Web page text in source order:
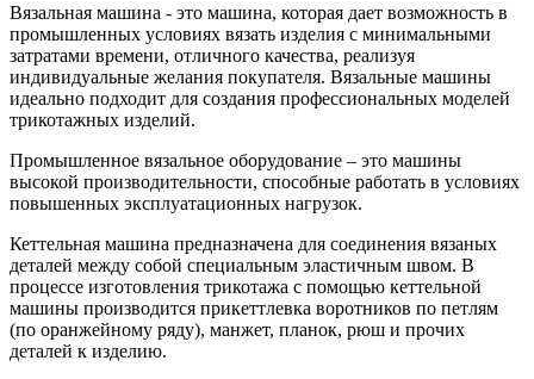
Вязальная машина - это машина, которая дает возможность в
промышленных условиях вязать изделия с минимальными
затратами времени, отличного качества, реализуя
индивидуальные желания покупателя. Вязальные машины
идеально подходит для создания профессиональных моделей
трикотажных изделий.
Промышленное вязальное оборудование – это машины
высокой производительности, способные работать в условиях
повышенных эксплуатационных нагрузок.
Кеттельная машина предназначена для соединения вязаных
деталей между собой специальным эластичным швом. В
процессе изготовления трикотажа с помощью кеттельной
машины производится прикеттлевка воротников по петлям
(по оранжейному ряду), манжет, планок, рюш и прочих
деталей к изделию.